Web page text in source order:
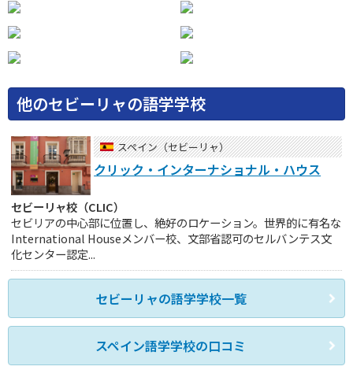
他のセビーリャの語学学校
スペイン（セビーリャ）
クリック・インターナショナル・ハウス
セビーリャ校（CLIC）
セビリアの中心部に位置し、絶好のロケーション。世界的に有名な
International Houseメンバー校、文部省認可のセルバンテス文
化センター認定...
セビーリャの語学学校一覧
スペイン語学学校の口コミ